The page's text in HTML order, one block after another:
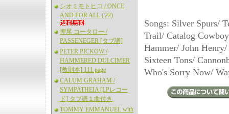
シオミモトヒコ / ONCE
AND FOR ALL ('22)
押尾 コータロー /
PASSENEGER [タブ譜]
PETER PICKOW /
HAMMERED DULCIMER
[教則本] 111 page
CALUM GRAHAM /
SYMPATHEIA [LPレコー
ド] タブ譜１曲付き
TOMMY EMMANUEL with
Songs: Silver Spurs/
Trail/ Catalog
Hammer/ John
Sixteen Tons/
Who's Sorry Now/